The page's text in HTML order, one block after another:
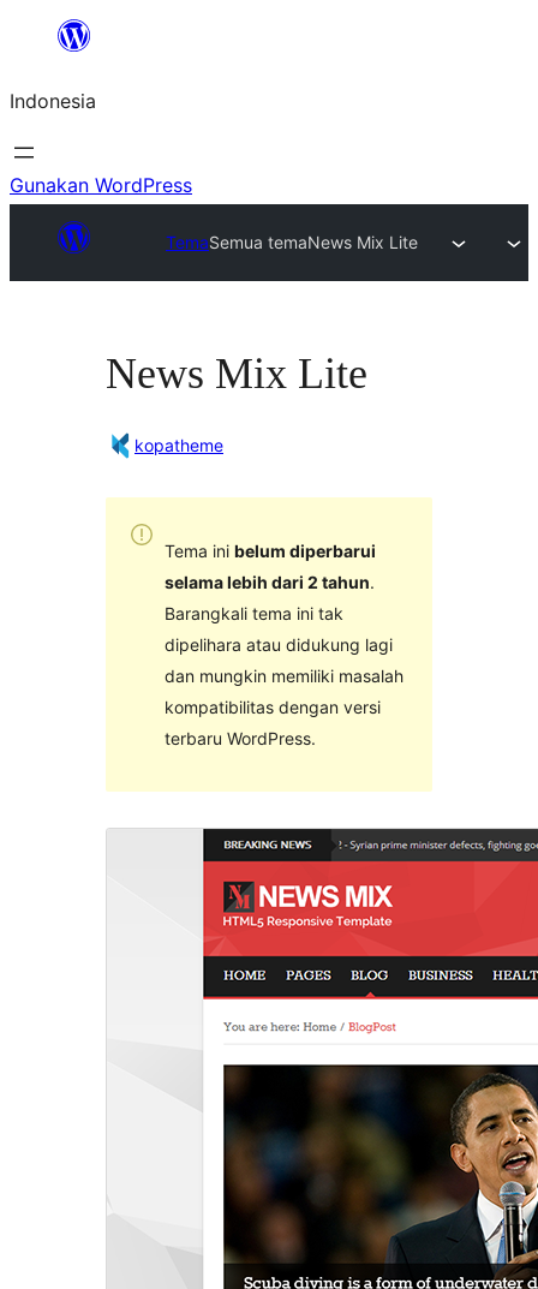
Lewati
konten
Indonesia
Gunakan WordPress
TemaSemua temaNews Mix Lite
News Mix Lite
kopatheme
Tema ini belum diperbarui
selama lebih dari 2 tahun.
Barangkali tema ini tak
dipelihara atau didukung lagi
dan mungkin memiliki masalah
kompatibilitas dengan versi
terbaru WordPress.